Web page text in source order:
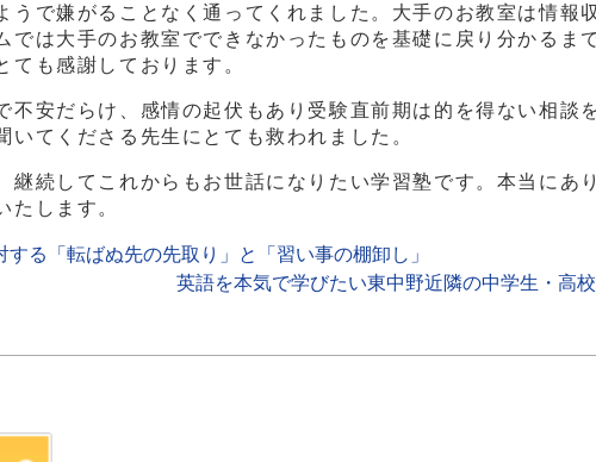
で嫌がることなく通ってくれました。大手のお教室は情報
では大手のお教室でできなかったものを基礎に戻り分かるま
も感謝しております。
安だらけ、感情の起伏もあり受験直前期は的を得ない相談
いてくださる先生にとても救われました。
続してこれからもお世話になりたい学習塾です。本当にあ
たします。
る「転ばぬ先の先取り」と「習い事の棚卸し」
英語を本気で学びたい東中野近隣の中学生・高